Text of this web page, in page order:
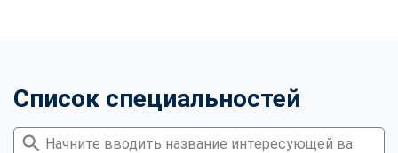
Список специальностей